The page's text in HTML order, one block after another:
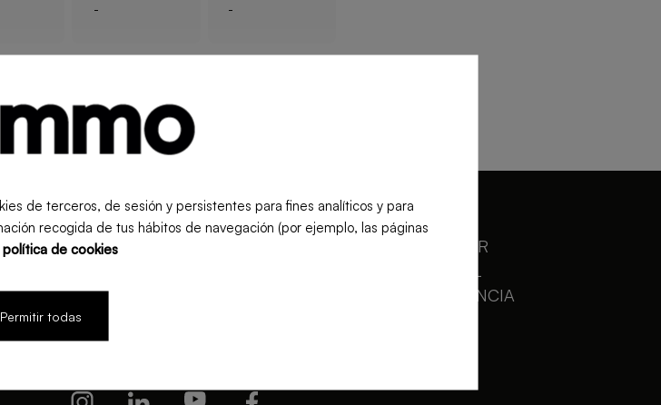
- -
SPONSOR
DE VALENCIA
de terceros, de sesión y persistentes para fines analíticos y para
recogida de tus hábitos de navegación (por ejemplo, las páginas
política de cookies
Permitir todas